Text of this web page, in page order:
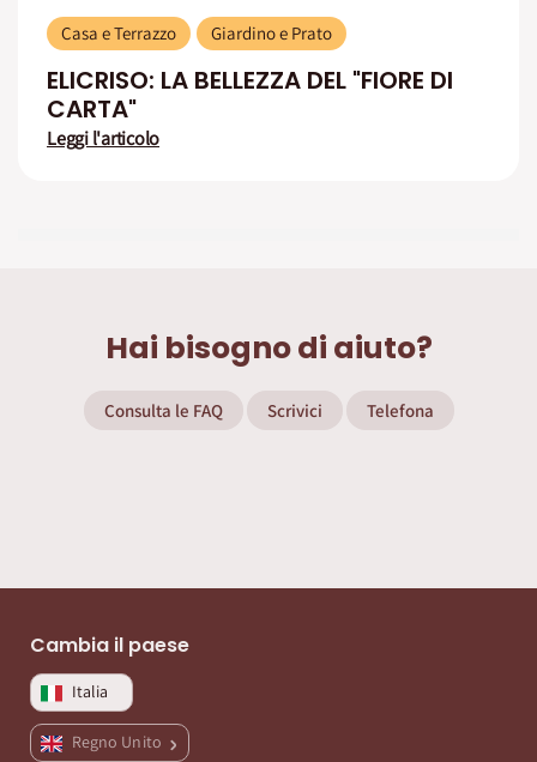
Casa e Terrazzo Giardino e Prato
ELICRISO: LA BELLEZZA DEL "FIORE DI
CARTA"
Leggi l'articolo
Hai bisogno di aiuto?
Consulta le FAQ Scrivici Telefona
Cambia il paese
Italia
Regno Unito